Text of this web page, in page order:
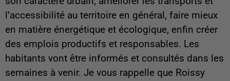
l’accessibilité au territoire en général, faire mieux
en matière énergétique et écologique, enfin créer
des emplois productifs et responsables. Les
habitants vont être informés et consultés dans les
semaines à venir. Je vous rappelle que Roissy